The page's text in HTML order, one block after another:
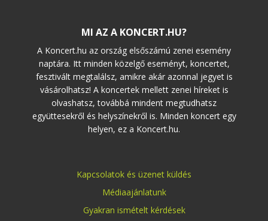
MI AZ A KONCERT.HU?
A Koncert.hu az ország elsőszámú zenei esemény
naptára. Itt minden közelgő eseményt, koncertet,
fesztivált megtalálsz, amikre akár azonnal jegyet is
vásárolhatsz! A koncertek mellett zenei híreket is
olvashatsz, továbbá mindent megtudhatsz
együttesekről és helyszínekről is. Minden koncert egy
helyen, ez a Koncert.hu.
Kapcsolatok és üzenet küldés
Médiaajánlatunk
Gyakran ismételt kérdések